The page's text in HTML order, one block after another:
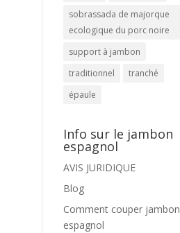
sobrassada de majorque
ecologique du porc noire
support à jambon
traditionnel
tranché
épaule
Info sur le jambon
espagnol
AVIS JURIDIQUE
Blog
Comment couper jambon
espagnol